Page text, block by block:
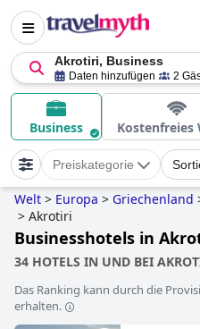
Akrotiri, Business
Daten hinzufügen 2
Business Kostenfreies
Preiskategorie
Welt > Europa > Griechenland
> Akrotiri
Businesshotels in
34 HOTELS IN UND BEI
Das Ranking kann durch die
erhalten.